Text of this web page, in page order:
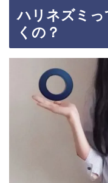
ハリネズミ
くの？